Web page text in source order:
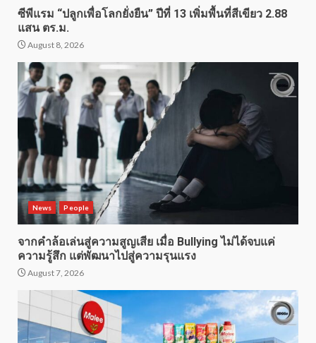
ซีพีแรม “ปลูกเพื่อโลกยั่งยืน” ปีที่ 13 เพิ่มพื้นที่สีเขียว 2.88
แสน ตร.ม.
August 8, 2026
News People
จากคำล้อเล่นสู่ความสูญเสีย เมื่อ Bullying ไม่ได้จบแค่
ความรู้สึก แต่พัฒนาไปสู่ความรุนแรง
August 7, 2026